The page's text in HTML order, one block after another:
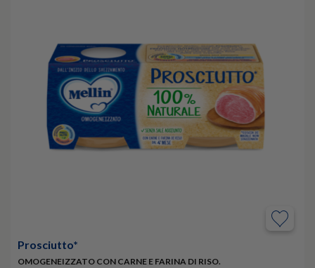
Prosciutto*
OMOGENEIZZATO CON CARNE E FARINA DI RISO.